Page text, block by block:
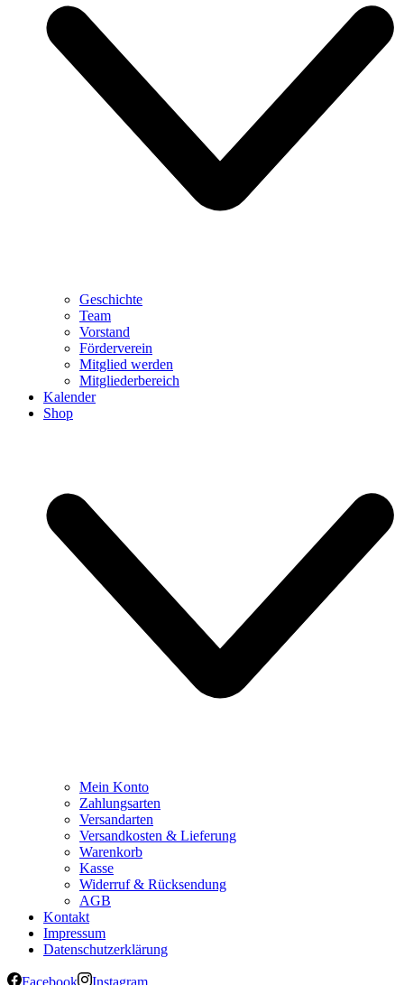
Geschichte
Team
Vorstand
Förderverein
Mitglied werden
Mitgliederbereich
Kalender
Shop
Mein Konto
Zahlungsarten
Versandarten
Versandkosten & Lieferung
Warenkorb
Kasse
Widerruf & Rücksendung
AGB
Kontakt
Impressum
Datenschutzerklärung
Facebook Instagram